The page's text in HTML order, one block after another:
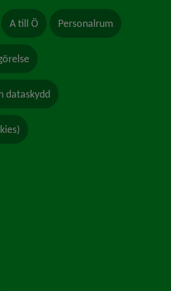
A till Ö Personalrum
dataskydd